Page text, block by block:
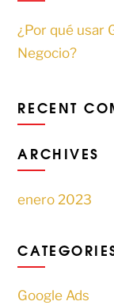
¿Por qué usar
Negocio?
RECENT
ARCHIVES
enero 2023
Google Ads